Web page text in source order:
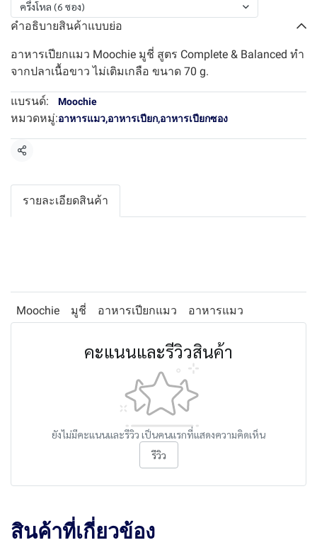
ครึ่งโหล (6 ซอง)
คำอธิบายสินค้าแบบย่อ
อาหารเปียกแมว Moochie มูชี่ สูตร Complete & Balanced ทำ
จากปลาเนื้อขาว ไม่เติมเกลือ ขนาด 70 g.
แบรนด์: Moochie
หมวดหมู่:อาหารแมว,อาหารเปียก,อาหารเปียกซอง
แชร์
รายละเอียดสินค้า
Moochie มูชี่ อาหารเปียกแมว อาหารแมว
คะแนนและรีวิวสินค้า
ยังไม่มีคะแนนและรีวิว เป็นคนแรกที่แสดงความคิดเห็น
รีวิว
สินค้าที่เกี่ยวข้อง